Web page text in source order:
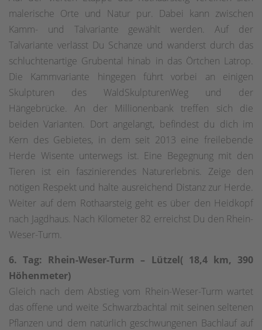
malerische Orte und Natur pur. Dabei kann zwischen
Kamm- und Talvariante gewählt werden. Auf der
Talvariante verlässt Du Schanze und wanderst durch das
schluchtenartige Grubental hinab in das Örtchen Latrop.
Die Kammvariante hingegen führt vorbei an einigen
Skulpturen des WaldSkulpturenWeg und der
Hängebrücke. An der Millionenbank treffen sich die
beiden Varianten. Dort angelangt, befindest du dich im
Kern des Gebietes, in dem seit 2013 eine freilebende
Herde Wisente unterwegs ist. Eine Begegnung mit den
Tieren ist ein faszinierendes Naturerlebnis. Zeige den
nötigen Respekt und halte ausreichend Distanz zur Herde.
Weiter auf dem Rothaarsteig geht es über den Heidkopf
nach Jagdhaus. Nach Kilometer 82 erreichst Du den Rhein-
Weser-Turm.
6. Tag: Rhein-Weser-Turm – Lützel( 18,4 km, 390
Höhenmeter)
Gleich nach dem Abstieg vom Rhein-Weser-Turm wartet
das offene und weite Schwarzbachtal mit seinen seltenen
Pflanzen und dem natürlich geschwungenen Bachlauf auf